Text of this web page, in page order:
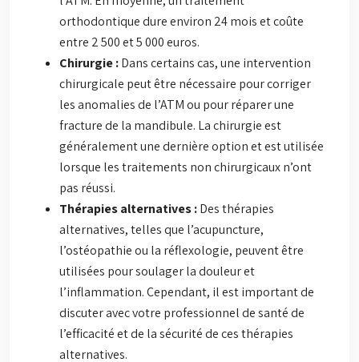
orthodontique dure environ 24 mois et coûte
entre 2 500 et 5 000 euros.
Chirurgie :Dans certains cas, une intervention
chirurgicale peut être nécessaire pour corriger
les anomalies de l’ATM ou pour réparer une
fracture de la mandibule. La chirurgie est
généralement une dernière option et est utilisée
lorsque les traitements non chirurgicaux n’ont
pas réussi.
Thérapies alternatives :Des thérapies
alternatives, telles que l’acupuncture,
l’ostéopathie ou la réflexologie, peuvent être
utilisées pour soulager la douleur et
l’inflammation. Cependant, il est important de
discuter avec votre professionnel de santé de
l’efficacité et de la sécurité de ces thérapies
alternatives.